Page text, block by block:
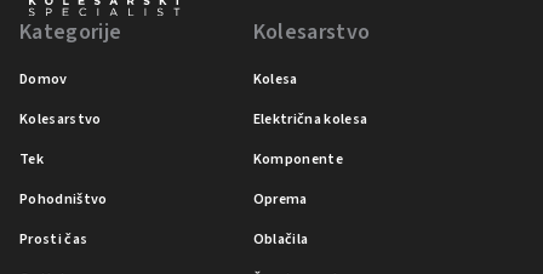
Kategorije
Domov
Kolesarstvo
Tek
Pohodništvo
Prosti čas
Kolesarstvo
Kolesa
Električna kolesa
Komponente
Oprema
Oblačila